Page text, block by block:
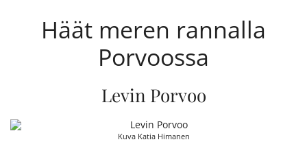
Häät meren rannalla
Porvoossa
Levin Porvoo
Kuva Katia Himanen